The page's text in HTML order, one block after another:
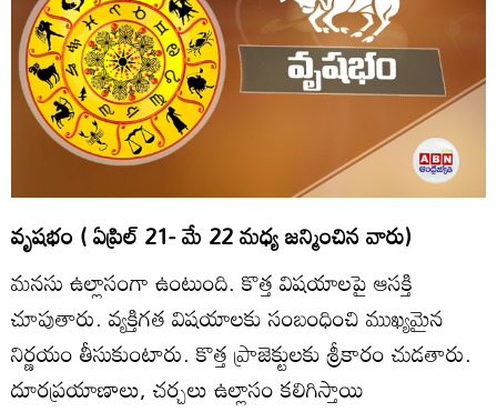
వృషభం ( ఏప్రిల్‌ 21- మే 22 మధ్య జన్మించిన వారు)
మనసు ఉల్లాసంగా ఉంటుంది. కొత్త విషయాలపై ఆసక్తి
చూపుతారు. వ్యక్తిగత విషయాలకు సంబంధించి ముఖ్యమైన
నిర్ణయం తీసుకుంటారు. కొత్త ప్రాజెక్టులకు శ్రీకారం చుడతారు.
దూరప్రయాణాలు, చర్చలు ఉల్లాసం కలిగిస్తాయి